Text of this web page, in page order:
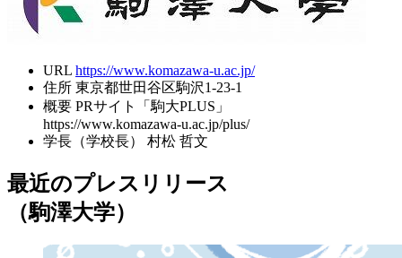
URL https://www.komazawa-u.ac.jp/
住所 東京都世田谷区駒沢1-23-1
概要 PRサイト「駒大PLUS」
https://www.komazawa-u.ac.jp/plus/
学長（学校長）
村松 哲文
最近のプレスリリース
（駒澤大学）